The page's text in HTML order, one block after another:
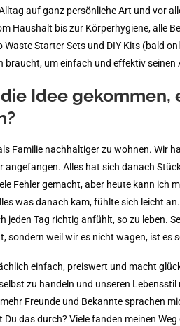
auf ganz persönliche Art und vor
Haushalt bis zur Körperhygiene, alle
Waste Starter Sets und DIY Kits (bald
braucht, um einfach und effektiv
Idee
Familie nachhaltiger zu wohnen. Wir
angefangen. Alles hat sich danach
Fehler gemacht, aber heute kann ich
was danach kam, fühlte sich leicht
jeden Tag richtig anfühlt, so zu leben.
sondern weil wir es nicht wagen, ist es
einfach, preiswert und macht
zu handeln und unseren
Freunde und Bekannte sprachen
Du das durch? Viele fanden meinen